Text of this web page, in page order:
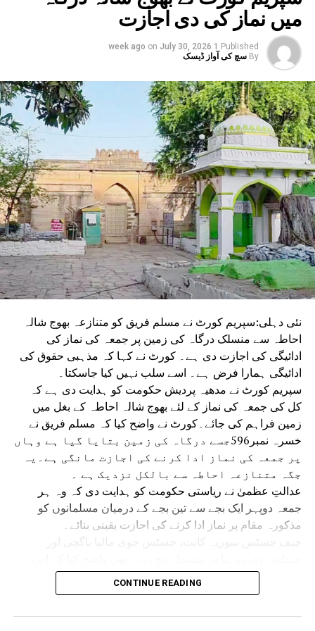
متاثر ہیں۔ یوپی ، بہار کے کئی اضلاع میں بھی
انتظامیہ الرٹ ہے۔
میں نماز کی دی اجازت
Published
1 week ago
on July 30, 2026
By سچ کی آواز ڈیسک
نئی دہلی:سپریم کورٹ نے مسلم فریق کو متنازعہ بھوج شالہ
احاطہ سے منسلک درگاہ کی زمین پر جمعہ کی نماز کی
ادائیگی کی اجازت دی ہے۔ کورٹ نے کہا کہ مذہبی حقوق کی
ادائیگی ہمارا فرض ہے۔ اسے سلب نہیں کیا جاسکتا۔
سپریم کورٹ نے مدھیہ پردیش حکومت کو ہدایت دی ہے کہ
کل کی جمعہ کی نماز کے لئے بھوج شالہ احاطہ کے بغل میں
زمین فراہم کی جائے۔کورٹ نے واضح کیا کہ مسلم فریق نے
خسرہ نمبر596جسے درگاہ کی زمین بتایا گیا ہے وہاں
پر جمعہ کی نماز ادا کرنے کی اجازت مانگی ہے۔یہ
جگہ متنازعہ احاطہ سے بالکل نزدیک ہے ۔
عدالتِ عظمیٰ نے ریاستی حکومت کو ہدایت دی کہ وہ ہر
جمعہ دوپہر ایک بجے سے تین بجے کے درمیان مسلمانوں کو
مذکورہ مقام پر نماز ادا کرنے کی اجازت یقینی بنائے۔
حکم سے ریاستی حکومت اور مسلم فریق باہمی رضامندی سے
جمعہ کی نماز کے لیے کسی متبادل مقام پر غور کرنے سے
CONTINUE READING